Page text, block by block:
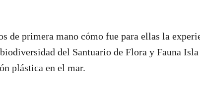
de primera mano cómo fue para ellas la
del Santuario de Flora y Fauna
plástica en el mar.